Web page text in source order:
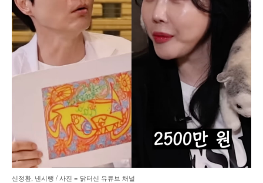
신정환, 낸시랭 / 사진 = 닭터신 유튜브 채널